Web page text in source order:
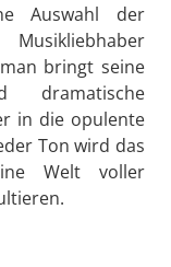
Auswahl der
bringt seine
dramatische
in die opulente
Ton wird das
Welt voller